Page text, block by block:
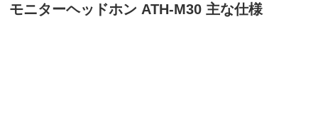
モニターヘッドホン ATH-M30 主な仕様